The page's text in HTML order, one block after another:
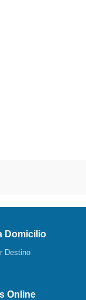
Domicilio
Destino
Online